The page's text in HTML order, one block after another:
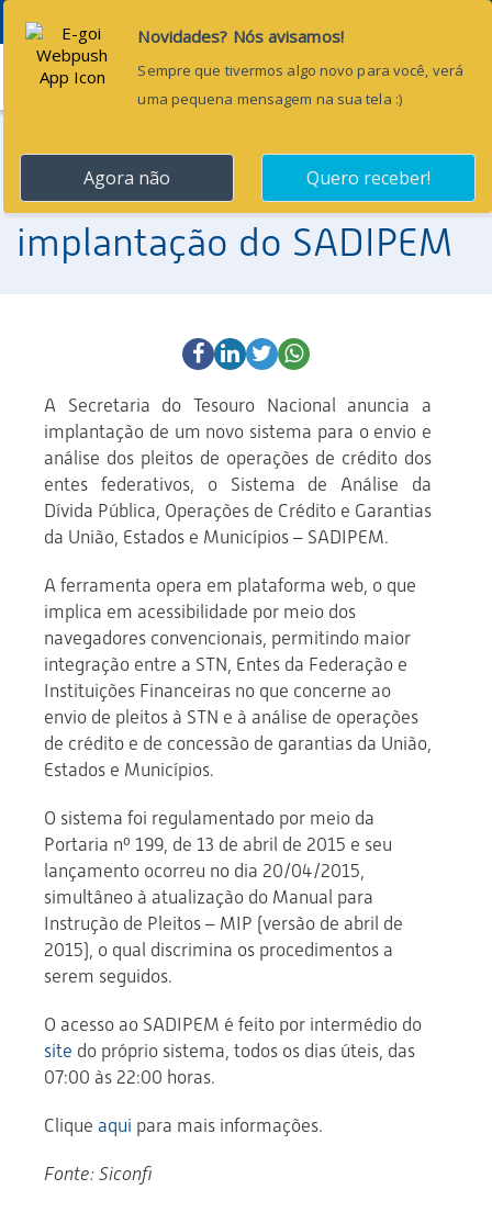
Menu
23 de abril de 2015
Tesouro anuncia
implantação do SADIPEM
A Secretaria do Tesouro Nacional anuncia a
implantação de um novo sistema para o envio e
análise dos pleitos de operações de crédito dos
entes federativos, o Sistema de Análise da
Dívida Pública, Operações de Crédito e Garantias
da União, Estados e Municípios – SADIPEM.
A ferramenta opera em plataforma web, o que
implica em acessibilidade por meio dos
navegadores convencionais, permitindo maior
integração entre a STN, Entes da Federação e
Instituições Financeiras no que concerne ao
envio de pleitos à STN e à análise de operações
de crédito e de concessão de garantias da União,
Estados e Municípios.
O sistema foi regulamentado por meio da
Portaria nº 199, de 13 de abril de 2015 e seu
lançamento ocorreu no dia 20/04/2015,
simultâneo à atualização do Manual para
Instrução de Pleitos – MIP (versão de abril de
2015), o qual discrimina os procedimentos a
serem seguidos.
O acesso ao SADIPEM é feito por intermédio do
site do próprio sistema, todos os dias úteis, das
07:00 às 22:00 horas.
Clique aqui para mais informações.
Fonte: Siconfi